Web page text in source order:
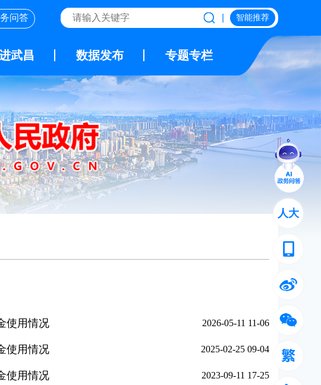
问答 智能推荐
武昌 数据发布 专题专栏
使用情况 2026-05-11 11-06
使用情况 2025-02-25 09-04
使用情况 2023-09-11 17-25
人大